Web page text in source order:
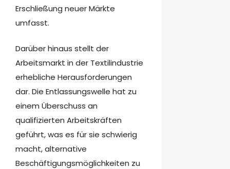
Erschließung neuer Märkte
umfasst.
Darüber hinaus stellt der
Arbeitsmarkt in der Textilindustrie
erhebliche Herausforderungen
dar. Die Entlassungswelle hat zu
einem Überschuss an
qualifizierten Arbeitskräften
geführt, was es für sie schwierig
macht, alternative
Beschäftigungsmöglichkeiten zu